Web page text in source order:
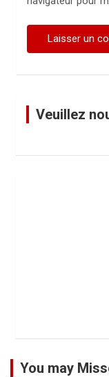
Veuillez
You may